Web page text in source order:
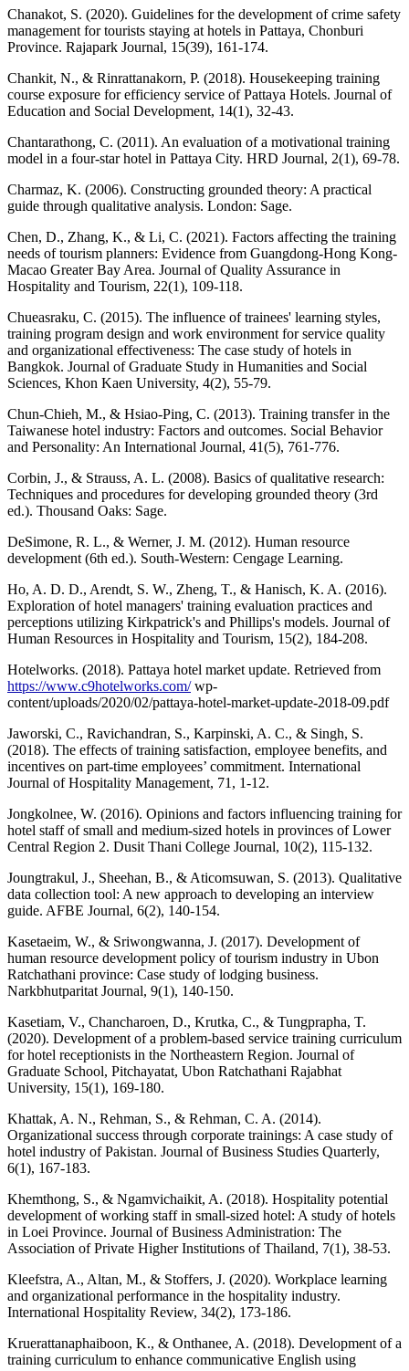
Chanakot, S. (2020). Guidelines for the development of crime safety
management for tourists staying at hotels in Pattaya, Chonburi
Province. Rajapark Journal, 15(39), 161-174.
Chankit, N., & Rinrattanakorn, P. (2018). Housekeeping training
course exposure for efficiency service of Pattaya Hotels. Journal of
Education and Social Development, 14(1), 32-43.
Chantarathong, C. (2011). An evaluation of a motivational training
model in a four-star hotel in Pattaya City. HRD Journal, 2(1), 69-78.
Charmaz, K. (2006). Constructing grounded theory: A practical
guide through qualitative analysis. London: Sage.
Chen, D., Zhang, K., & Li, C. (2021). Factors affecting the training
needs of tourism planners: Evidence from Guangdong-Hong Kong-
Macao Greater Bay Area. Journal of Quality Assurance in
Hospitality and Tourism, 22(1), 109-118.
Chueasraku, C. (2015). The influence of trainees' learning styles,
training program design and work environment for service quality
and organizational effectiveness: The case study of hotels in
Bangkok. Journal of Graduate Study in Humanities and Social
Sciences, Khon Kaen University, 4(2), 55-79.
Chun-Chieh, M., & Hsiao-Ping, C. (2013). Training transfer in the
Taiwanese hotel industry: Factors and outcomes. Social Behavior
and Personality: An International Journal, 41(5), 761-776.
Corbin, J., & Strauss, A. L. (2008). Basics of qualitative research:
Techniques and procedures for developing grounded theory (3rd
ed.). Thousand Oaks: Sage.
DeSimone, R. L., & Werner, J. M. (2012). Human resource
development (6th ed.). South-Western: Cengage Learning.
Ho, A. D. D., Arendt, S. W., Zheng, T., & Hanisch, K. A. (2016).
Exploration of hotel managers' training evaluation practices and
perceptions utilizing Kirkpatrick's and Phillips's models. Journal of
Human Resources in Hospitality and Tourism, 15(2), 184-208.
Hotelworks. (2018). Pattaya hotel market update. Retrieved from
https://www.c9hotelworks.com/wp-
content/uploads/2020/02/pattaya-hotel-market-update-2018-09.pdf
Jaworski, C., Ravichandran, S., Karpinski, A. C., & Singh, S.
(2018). The effects of training satisfaction, employee benefits, and
incentives on part-time employees’ commitment. International
Journal of Hospitality Management, 71, 1-12.
Jongkolnee, W. (2016). Opinions and factors influencing training for
hotel staff of small and medium-sized hotels in provinces of Lower
Central Region 2. Dusit Thani College Journal, 10(2), 115-132.
Joungtrakul, J., Sheehan, B., & Aticomsuwan, S. (2013). Qualitative
data collection tool: A new approach to developing an interview
guide. AFBE Journal, 6(2), 140-154.
Kasetaeim, W., & Sriwongwanna, J. (2017). Development of
human resource development policy of tourism industry in Ubon
Ratchathani province: Case study of lodging business.
Narkbhutparitat Journal, 9(1), 140-150.
Kasetiam, V., Chancharoen, D., Krutka, C., & Tungprapha, T.
(2020). Development of a problem-based service training curriculum
for hotel receptionists in the Northeastern Region. Journal of
Graduate School, Pitchayatat, Ubon Ratchathani Rajabhat
University, 15(1), 169-180.
Khattak, A. N., Rehman, S., & Rehman, C. A. (2014).
Organizational success through corporate trainings: A case study of
hotel industry of Pakistan. Journal of Business Studies Quarterly,
6(1), 167-183.
Khemthong, S., & Ngamvichaikit, A. (2018). Hospitality potential
development of working staff in small-sized hotel: A study of hotels
in Loei Province. Journal of Business Administration: The
Association of Private Higher Institutions of Thailand, 7(1), 38-53.
Kleefstra, A., Altan, M., & Stoffers, J. (2020). Workplace learning
and organizational performance in the hospitality industry.
International Hospitality Review, 34(2), 173-186.
Kruerattanaphaiboon, K., & Onthanee, A. (2018). Development of a
training curriculum to enhance communicative English using